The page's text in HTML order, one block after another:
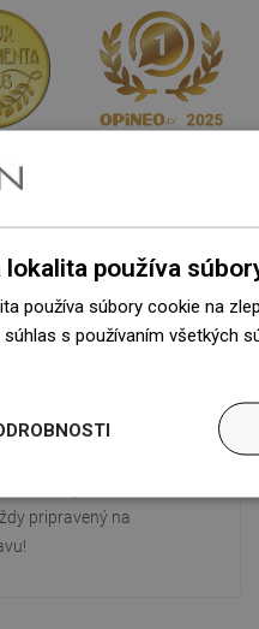
viac
pripravený na
lokalita používa
používa súbory cookie na
s používaním všetkých